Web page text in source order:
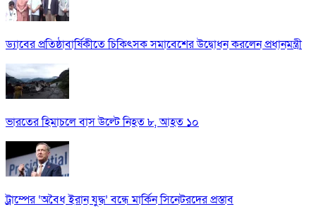
ড্যাবের প্রতিষ্ঠাবার্ষিকীতে চিকিৎসক সমাবেশের উদ্বোধন করলেন প্রধানমন্ত্রী
ভারতের হিমাচলে বাস উল্টে নিহত ৮, আহত ১০
ট্রাম্পের ‘অবৈধ ইরান যুদ্ধ’ বন্ধে মার্কিন সিনেটরদের প্রস্তাব